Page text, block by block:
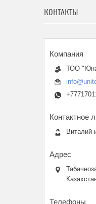
КОНТАКТЫ
ТОО
Виталий